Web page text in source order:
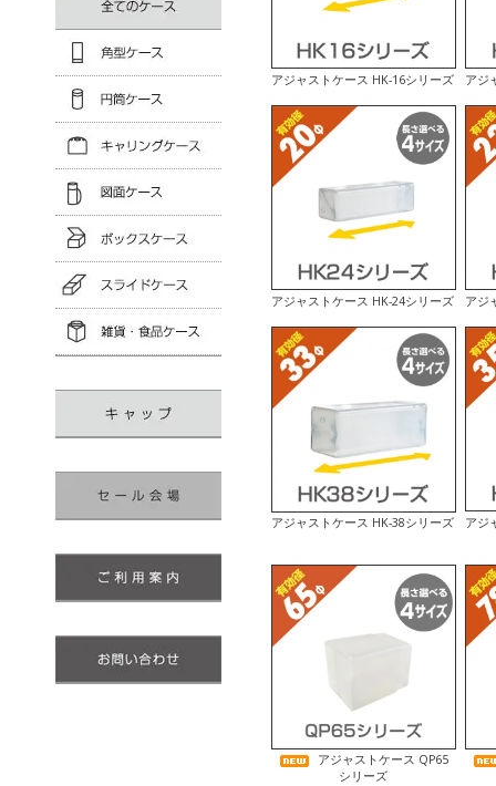
アジャストケース HK-16シリーズ アジ
アジャストケース HK-24シリーズ アジ
アジャストケース HK-38シリーズ アジ
アジャストケース QP65
シリーズ